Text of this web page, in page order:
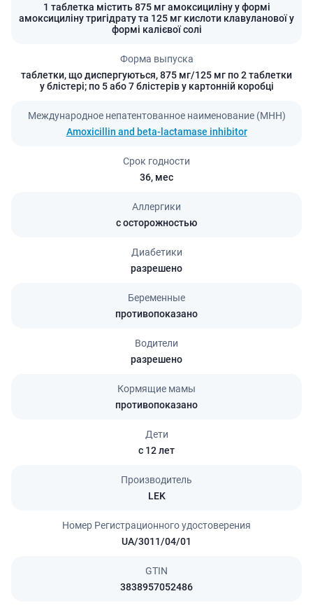
1 таблетка містить 875 мг амоксициліну у формі
амоксициліну тригідрату та 125 мг кислоти клавуланової у
формі калієвої солі
Форма выпуска
таблетки, що диспергуються, 875 мг/125 мг по 2 таблетки
у блістері; по 5 або 7 блістерів у картонній коробці
Международное непатентованное наименование (МНН)
Amoxicillin and beta-lactamase inhibitor
Срок годности
36, мес
Аллергики
с осторожностью
Диабетики
разрешено
Беременные
противопоказано
Водители
разрешено
Кормящие мамы
противопоказано
Дети
с 12 лет
Производитель
LEK
Номер Регистрационного удостоверения
UA/3011/04/01
GTIN
3838957052486